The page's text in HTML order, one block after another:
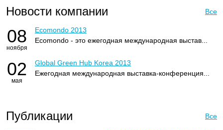
Все
Новости компании
08
ноября
Ecomondo 2013
Ecomondo - это ежегодная международная выстав...
02
мая
Global Green Hub Korea 2013
Ежегодная международная выставка-конференция...
Все
Публикации